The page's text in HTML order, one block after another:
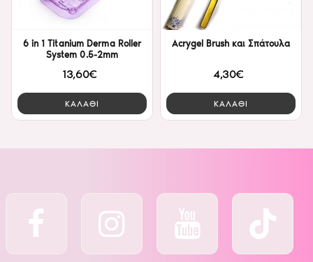
6 in 1 Titanium Derma Roller
System 0.5-2mm
13,60€
ΚΑΛΑΘΙ
Acrygel Brush και Σπάτουλα
4,30€
ΚΑΛΑΘΙ